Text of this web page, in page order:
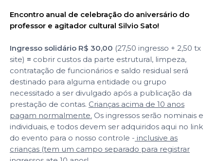
Encontro anual de celebração do aniversário do
professor e agitador cultural Silvio Sato!
Ingresso solidário R$ 30,00 (27,50 ingresso + 2,50 tx
site) = cobrir custos da parte estrutural, limpeza,
contratação de funcionários e saldo residual será
destinado para alguma entidade ou grupo
necessitado a ser divulgado após a publicação da
prestação de contas. Crianças acima de 10 anos
pagam normalmente. Os ingressos serão nominais e
individuais, e todos devem ser adquiridos aqui no link
do evento para o nosso controle - inclusive as
crianças (tem um campo separado para registrar